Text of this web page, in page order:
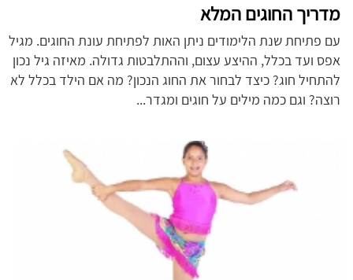
מדריך החוגים המלא
עם פתיחת שנת הלימודים ניתן האות לפתיחת עונת החוגים. מגיל
אפס ועד בכלל, ההיצע עצום, וההתלבטות גדולה. מאיזה גיל נכון
להתחיל חוג? כיצד לבחור את החוג הנכון? מה אם הילד בכלל לא
רוצה? וגם כמה מילים על חוגים ומגדר...